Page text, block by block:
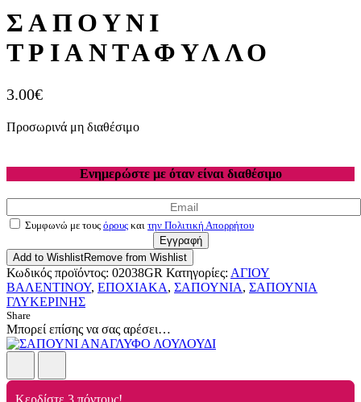
ΣΑΠΟΥΝΙ
ΤΡΙΑΝΤΑΦΥΛΛΟ
3.00€
Προσωρινά μη διαθέσιμο
Ενημερώστε με όταν είναι διαθέσιμο
Συμφωνώ με τους όρους και την Πολιτική Απορρήτου
Εγγραφή
Add to WishlistRemove from Wishlist
Κωδικός προϊόντος: 02038GR Κατηγορίες: ΑΓΙΟΥ
ΒΑΛΕΝΤΙΝΟΥ, ΕΠΟΧΙΑΚΑ, ΣΑΠΟΥΝΙΑ, ΣΑΠΟΥΝΙΑ
ΓΛΥΚΕΡΙΝΗΣ
Share
Μπορεί επίσης να σας αρέσει…